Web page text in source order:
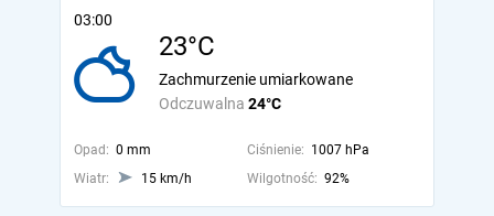
03:00
23°C
Odczuwalna 24°C
Zachmurzenie umiarkowane
Opad: 0 mm Ciśnienie: 1007 hPa
Wiatr:
15 km/h Wilgotność: 92%